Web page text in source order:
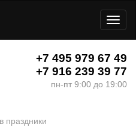
+7 495 979 67 49
+7 916 239 39 77
пн-пт 9:00 до 19:00
праздники